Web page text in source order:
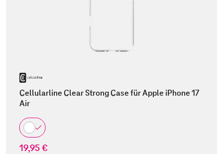
Cellularline Clear Strong Case für Apple iPhone 17
Air
19,95 €